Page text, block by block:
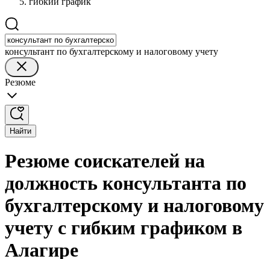
консультант по бухгалтерскому и налоговому учету
Резюме
Найти
Резюме соискателей на
должность консультанта по
бухгалтерскому и налоговому
учету с гибким графиком в
Алагире